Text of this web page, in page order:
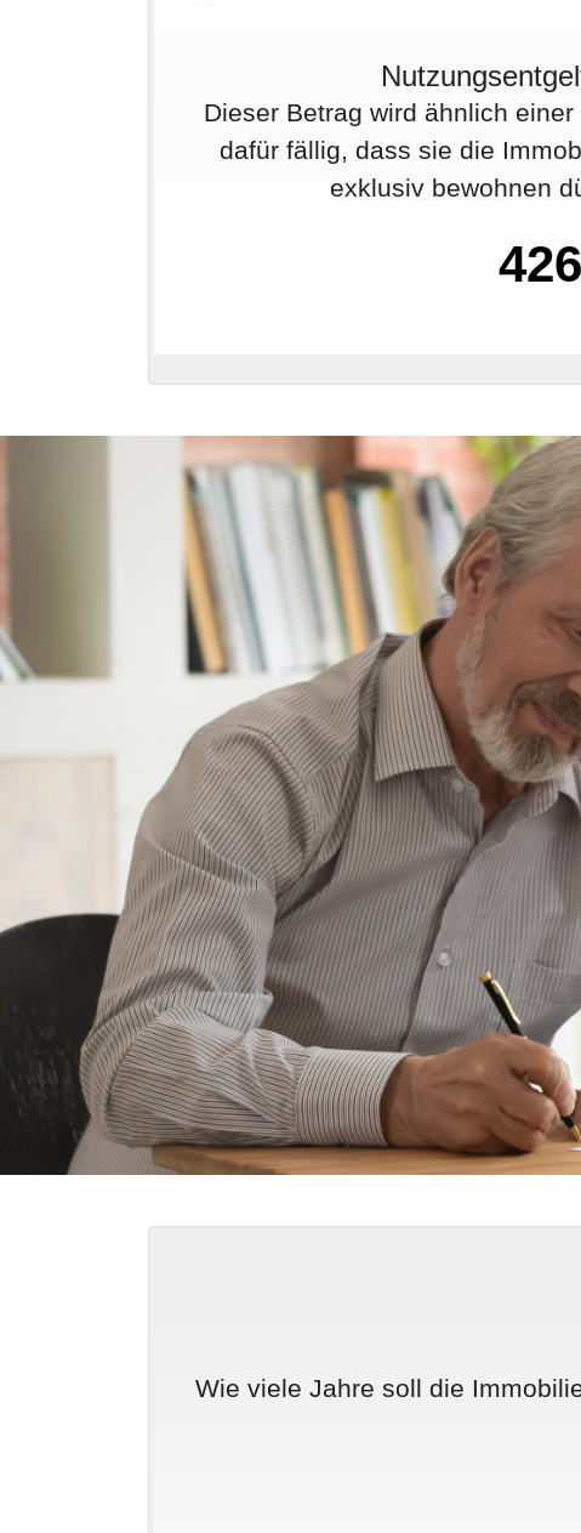
Dieser Betrag wird ähnlich
dafür fällig, dass sie die
exklusiv bewohnen
Wie viele Jahre soll die